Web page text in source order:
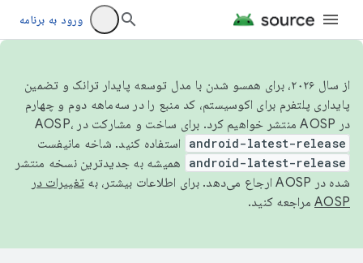
ورود به برنامه
از سال ۲۰۲۶، برای همسو شدن با مدل توسعه پایدار ترانک و تضمین
پایداری پلتفرم برای اکوسیستم، کد منبع را در سه‌ماهه دوم و چهارم
در AOSP منتشر خواهیم کرد. برای ساخت و مشارکت در AOSP،
android-latest-release استفاده کنید. شاخه مانیفست
android-latest-release
همیشه به جدیدترین نسخه منتشر
شده در AOSP ارجاع می‌دهد. برای اطلاعات بیشتر، به
تغییرات در
AOSP مراجعه کنید.